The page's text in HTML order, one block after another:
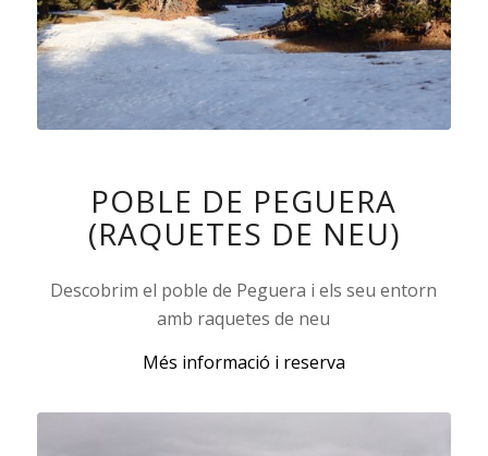
POBLE DE PEGUERA
(RAQUETES DE NEU)
Descobrim el poble de Peguera i els seu entorn
amb raquetes de neu
Més informació i reserva